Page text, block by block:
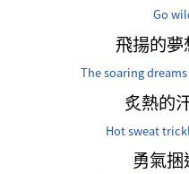
Go
飛揚的
The soaring
炙熱的
Hot sweat
勇氣